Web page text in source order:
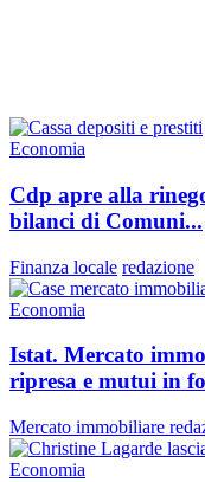
Economia
Cdp apre alla
bilanci di Comuni...
Finanza locale redazione
Economia
Istat. Mercato
ripresa e mutui in
Mercato immobiliare
Economia